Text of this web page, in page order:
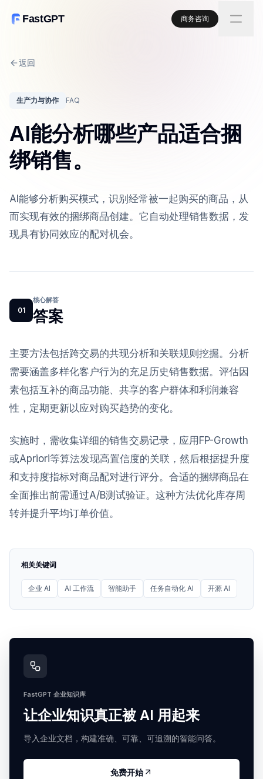
FastGPT 商务咨询
返回
生产力与协作 FAQ
AI能分析哪些产品适合捆
绑销售。
AI能够分析购买模式，识别经常被一起购买的商品，从
而实现有效的捆绑商品创建。它自动处理销售数据，发
现具有协同效应的配对机会。
01
核心解答
答案
主要方法包括跨交易的共现分析和关联规则挖掘。分析
需要涵盖多样化客户行为的充足历史销售数据。评估因
素包括互补的商品功能、共享的客户群体和利润兼容
性，定期更新以应对购买趋势的变化。
实施时，需收集详细的销售交易记录，应用FP-Growth
或Apriori等算法发现高置信度的关联，然后根据提升度
和支持度指标对商品配对进行评分。合适的捆绑商品在
全面推出前需通过A/B测试验证。这种方法优化库存周
转并提升平均订单价值。
相关关键词
企业 AI AI 工作流 智能助手 任务自动化 AI 开源 AI
FastGPT 企业知识库
让企业知识真正被 AI 用起来
导入企业文档，构建准确、可靠、可追溯的智能问答。
免费开始